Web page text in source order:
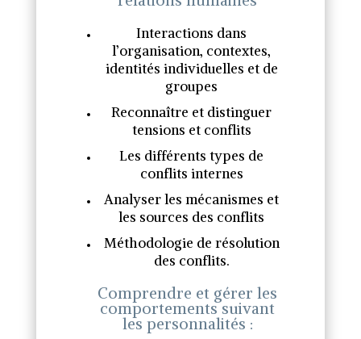
Interactions dans
l’organisation, contextes,
identités individuelles et de
groupes
Reconnaître et distinguer
tensions et conflits
Les différents types de
conflits internes
Analyser les mécanismes et
les sources des conflits
Méthodologie de résolution
des conflits.
Comprendre et gérer les
comportements suivant
les personnalités :